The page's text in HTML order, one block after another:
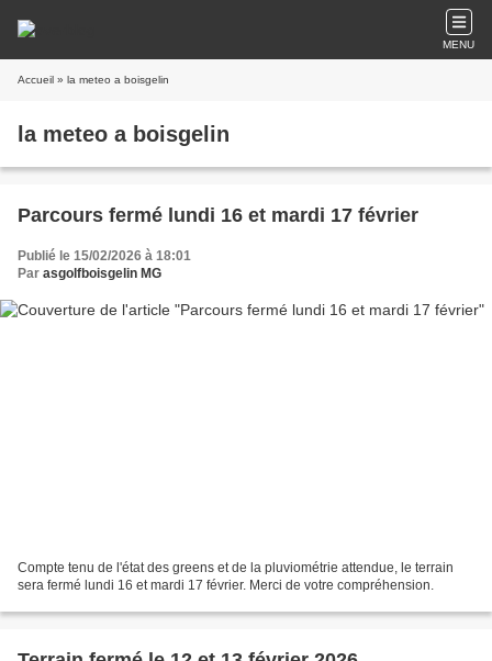
MENU
Accueil » la meteo a boisgelin
la meteo a boisgelin
Parcours fermé lundi 16 et mardi 17 février
Publié le 15/02/2026 à 18:01
Par asgolfboisgelin MG
Compte tenu de l'état des greens et de la pluviométrie attendue, le terrain
sera fermé lundi 16 et mardi 17 février. Merci de votre compréhension.